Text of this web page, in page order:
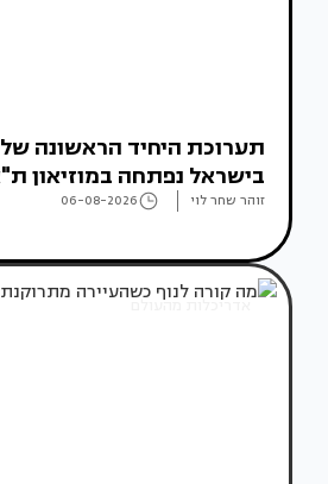
תערוכת היחיד הראשונה
בישראל נפתחה במוזיאון
זוהר שחר לוי 06-08-2026
אדריכלות מהעולם